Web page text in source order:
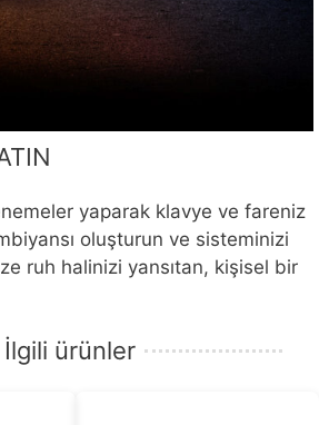
yaparak klavye ve fareniz
oluşturun ve sisteminizi
ruh halinizi yansıtan, kişisel bir
İlgili ürünler